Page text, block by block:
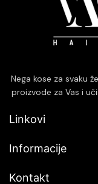
Nega kose za svaku
proizvode za Vas i
Linkovi
Informacije
Kontakt